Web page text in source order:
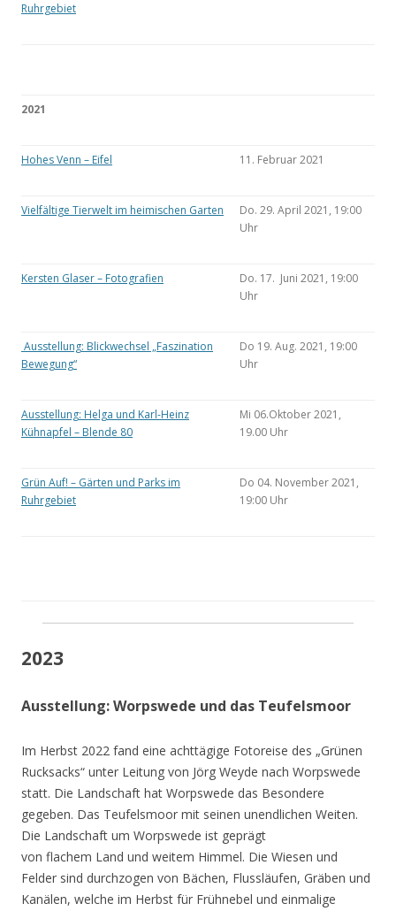
Ruhrgebiet
2021
Hohes Venn – Eifel 11. Februar 2021
Vielfältige Tierwelt im heimischen Garten
Do. 29. April 2021, 19:00
Uhr
Kersten Glaser – Fotografien
Do. 17. Juni 2021, 19:00
Uhr
Ausstellung: Blickwechsel „Faszination
Bewegung“
Do 19. Aug. 2021, 19:00
Uhr
Ausstellung: Helga und Karl-Heinz
Kühnapfel – Blende 80
Mi 06.Oktober 2021,
19.00 Uhr
Grün Auf! – Gärten und Parks im
Ruhrgebiet
Do 04. November 2021,
19:00 Uhr
2023
Ausstellung: Worpswede und das Teufelsmoor
Im Herbst 2022 fand eine achttägige Fotoreise des „Grünen
Rucksacks“ unter Leitung von Jörg Weyde nach Worpswede
statt. Die Landschaft hat Worpswede das Besondere
gegeben. Das Teufelsmoor mit seinen unendlichen Weiten.
Die Landschaft um Worpswede ist geprägt
von flachem Land und weitem Himmel. Die Wiesen und
Felder sind durchzogen von Bächen, Flussläufen, Gräben und
Kanälen, welche im Herbst für Frühnebel und einmalige